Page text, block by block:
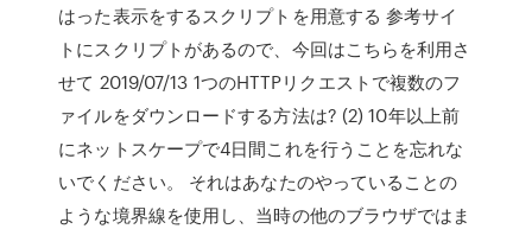
はった表示をするスクリプトを用意する 参考サイ
トにスクリプトがあるので、今回はこちらを利用さ
せて 2019/07/13 1つのHTTPリクエストで複数のフ
ァイルをダウンロードする方法は? (2) 10年以上前
にネットスケープで4日間これを行うことを忘れな
いでください。 それはあなたのやっていることの
ような境界線を使用し、当時の他のブラウザではま